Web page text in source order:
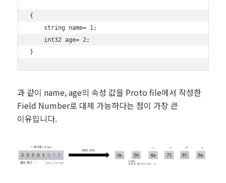
{
    string name= 1;
    int32 age= 2;
과 같이 name, age의 속성 값을 Proto file에서 작성한
Field Number로 대체 가능하다는 점이 가장 큰
이유입니다.